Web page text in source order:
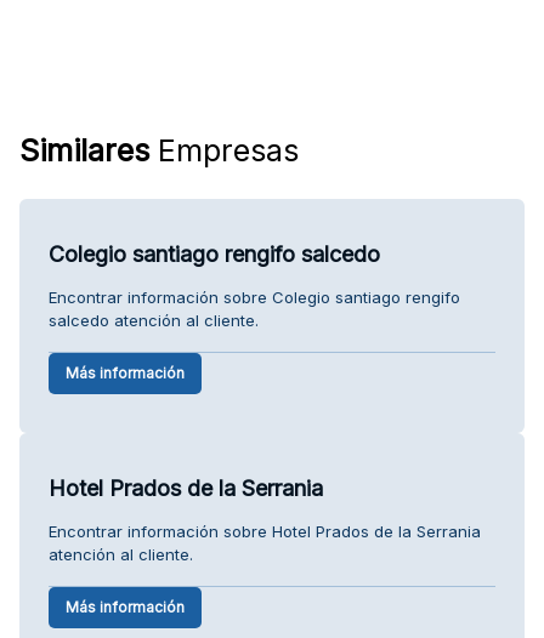
SimilaresEmpresas
Colegio santiago rengifo salcedo
Encontrar información sobre Colegio santiago rengifo
salcedo atención al cliente.
Más información
Hotel Prados de la Serrania
Encontrar información sobre Hotel Prados de la Serrania
atención al cliente.
Más información